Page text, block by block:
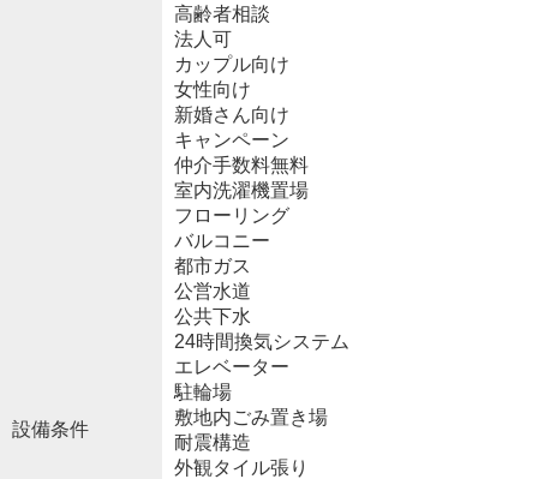
設備条件
高齢者相談
法人可
カップル向け
女性向け
新婚さん向け
キャンペーン
仲介手数料無料
室内洗濯機置場
フローリング
バルコニー
都市ガス
公営水道
公共下水
24時間換気システム
エレベーター
駐輪場
敷地内ごみ置き場
耐震構造
外観タイル張り